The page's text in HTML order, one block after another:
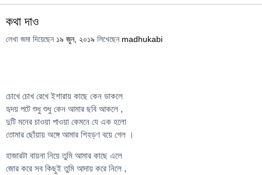
কথা দাও
লেখা জমা দিয়েছেন ১৯ জুন, ২০১৯ লিখেছেন madhukabi
চোখে চোখ রেখে ইশারায় কাছে কেন ডাকলে
হৃদয় পটে শুধু শুধু কেন আমার ছবি আকলে ,
দুটি মনের চাওয়া পাওয়া কেমনে যে এক হলো
তোমার ছোঁয়ায় অঙ্গে আমার শিহড়ণ বয়ে গেল ।
হাজারটা বায়না নিয়ে তুমি আমার কাছে এলে
জোর করে সব কিছুই তুমি আদায় করে নিলে ,